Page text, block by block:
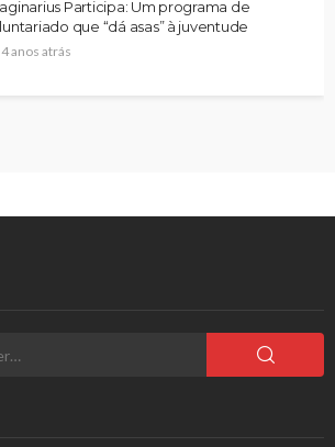
Participa: Um programa de
que “dá asas” à juventude
4 anos atrás